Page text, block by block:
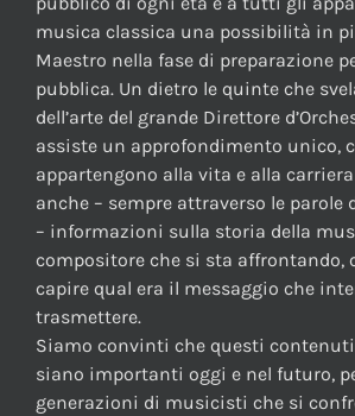
musica classica una possibilità in
Maestro nella fase di preparazione
pubblica. Un dietro le quinte che
dell’arte del grande Direttore
assiste un approfondimento unico,
appartengono alla vita e alla
anche – sempre attraverso le parole
– informazioni sulla storia della
compositore che si sta affrontando,
capire qual era il messaggio che
trasmettere.
Siamo convinti che questi
siano importanti oggi e nel futuro,
generazioni di musicisti che si